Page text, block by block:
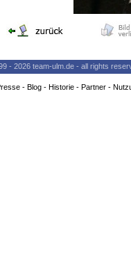
- 2026 team-ulm.de - all rights
- Blog- Historie- Partner-